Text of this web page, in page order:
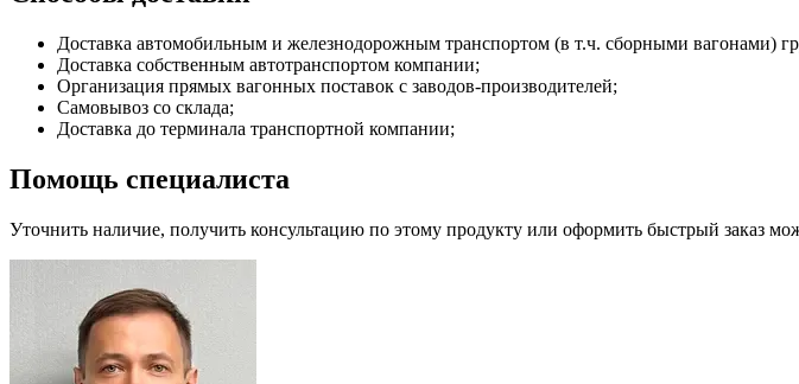
Доставка автомобильным и железнодорожным транспортом (в т.ч. сборными вагонами)
Доставка собственным автотранспортом компании;
Организация прямых вагонных поставок с заводов-производителей;
Самовывоз со склада;
Доставка до терминала транспортной компании;
Помощь специалиста
Уточнить наличие, получить консультацию по этому продукту или оформить быстрый заказ